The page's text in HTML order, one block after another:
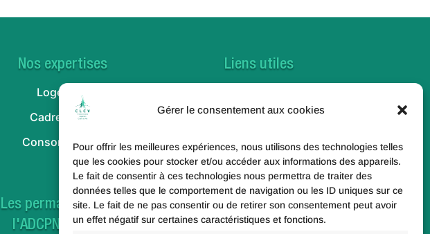
Gérer le consentement aux cookies
Pour offrir les meilleures expériences, nous utilisons des technologies telles
que les cookies pour stocker et/ou accéder aux informations des appareils.
Le fait de consentir à ces technologies nous permettra de traiter des
données telles que le comportement de navigation ou les ID uniques sur ce
site. Le fait de ne pas consentir ou de retirer son consentement peut avoir
un effet négatif sur certaines caractéristiques et fonctions.
Nos expertises
Logement
Cadre de vie
Consommation
Les permanences de
l'ADCPNE à Paris
Liens utiles
Foire aux questions
Toutes nos actualités
Nos enquêtes